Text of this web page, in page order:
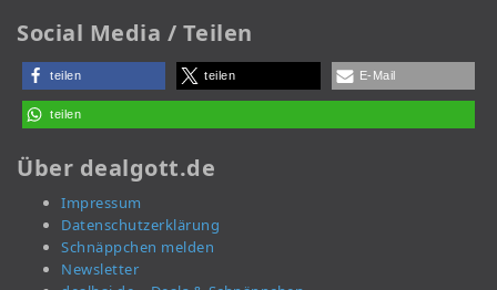
Social Media / Teilen
teilen teilen E-Mail
teilen
Über dealgott.de
Impressum
Datenschutzerklärung
Schnäppchen melden
Newsletter